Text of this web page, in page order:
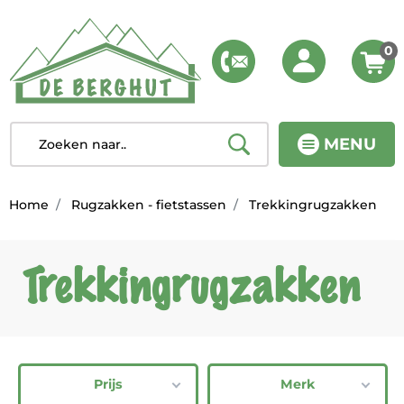
MENU
0
Home Rugzakken - fietstassen Trekkingrugzakken
Trekkingrugzakken
Prijs Merk